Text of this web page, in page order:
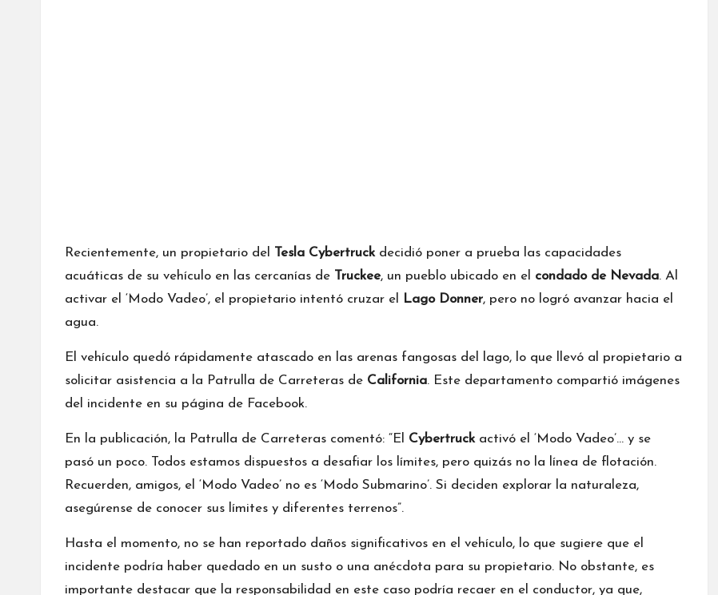
Recientemente, un propietario del Tesla Cybertruckdecidió poner a prueba las capacidades
acuáticas de su vehículo en las cercanías de Truckee, un pueblo ubicado en el condado de Nevada. Al
activar el ‘Modo Vadeo’, el propietario intentó cruzar el
Lago Donner, pero no logró avanzar hacia el
agua.
El vehículo quedó rápidamente atascado en las arenas fangosas del lago, lo que llevó al propietario a
solicitar asistencia a la Patrulla de Carreteras de California. Este departamento compartió imágenes
del incidente en su página de Facebook.
En la publicación, la Patrulla de Carreteras comentó: “El Cybertruckactivó el ‘Modo Vadeo’… y se
pasó un poco. Todos estamos dispuestos a desafiar los límites, pero quizás no la línea de flotación.
Recuerden, amigos, el ‘Modo Vadeo’ no es ‘Modo Submarino’. Si deciden explorar la naturaleza,
asegúrense de conocer sus límites y diferentes terrenos”.
Hasta el momento, no se han reportado daños significativos en el vehículo, lo que sugiere que el
incidente podría haber quedado en un susto o una anécdota para su propietario. No obstante, es
importante destacar que la responsabilidad en este caso podría recaer en el conductor, ya que,